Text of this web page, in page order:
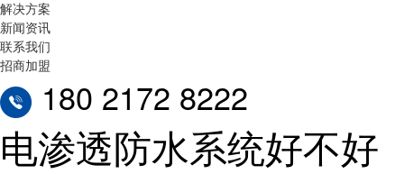
解决方案
新闻资讯
联系我们
招商加盟
180 2172 8222
电渗透防水系统好不好